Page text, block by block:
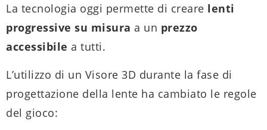
La tecnologia oggi permette di creare lenti
progressive su misura a un prezzo
accessibile a tutti.
L’utilizzo di un Visore 3D durante la fase di
progettazione della lente ha cambiato le regole
del gioco: